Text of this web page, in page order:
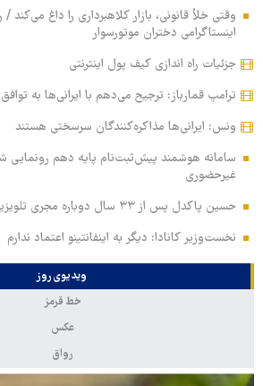
وقتی خلأ قانونی، بازار کلاهبرداری را داغ می‌کند /
اینستاگرامی دختران موتورسوار
جزئیات راه اندازی کیف پول اینترنتی
ترامپ قمارباز: ترجیح می‌دهم با ایرانی‌ها به
ونس: ایرانی‌ها مذاکره‌کنندگان سرسختی هستند
سامانه هوشمند پیش‌ثبت‌نام پایه دهم رونمایی
غیرحضوری
حسین پاکدل پس از ۳۳ سال دوباره مجری تلویزیون شد
نخست‌وزیر کانادا: دیگر به اینفانتینو اعتماد ندارم
ویدیوی روز
خط قرمز
عکس
رواق